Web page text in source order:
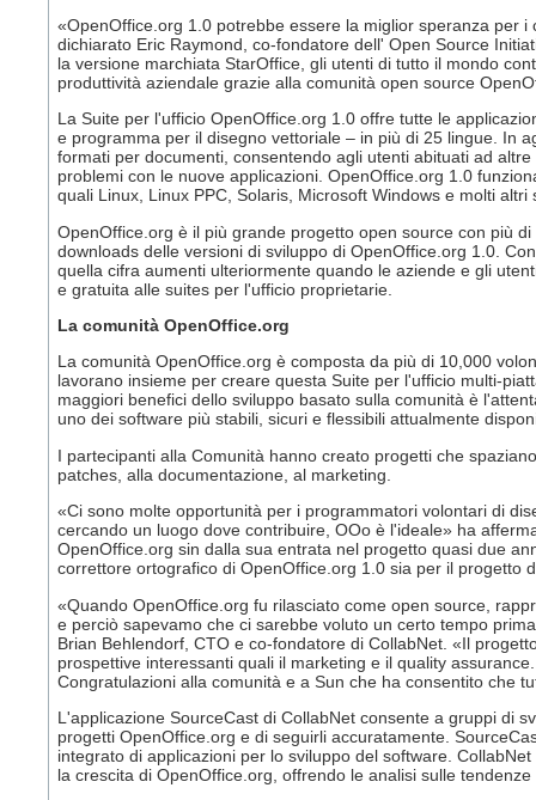
«OpenOffice.org 1.0 potrebbe essere la miglior speranza per
dichiarato Eric Raymond, co-fondatore dell' Open Source
la versione marchiata StarOffice, gli utenti di tutto il mondo
produttività aziendale grazie alla comunità open source
La Suite per l'ufficio OpenOffice.org 1.0 offre tutte le
e programma per il disegno vettoriale – in più di 25 lingue. In
formati per documenti, consentendo agli utenti abituati ad
problemi con le nuove applicazioni. OpenOffice.org 1.0
quali Linux, Linux PPC, Solaris, Microsoft Windows e molti altri
OpenOffice.org è il più grande progetto open source con più
downloads delle versioni di sviluppo di OpenOffice.org 1.0.
quella cifra aumenti ulteriormente quando le aziende e gli
e gratuita alle suites per l'ufficio proprietarie.
La comunità OpenOffice.org
La comunità OpenOffice.org è composta da più di 10,000
lavorano insieme per creare questa Suite per l'ufficio multi-
maggiori benefici dello sviluppo basato sulla comunità è
uno dei software più stabili, sicuri e flessibili attualmente
I partecipanti alla Comunità hanno creato progetti che
patches, alla documentazione, al marketing.
«Ci sono molte opportunità per i programmatori volontari di
cercando un luogo dove contribuire, OOo è l'ideale» ha
OpenOffice.org sin dalla sua entrata nel progetto quasi due
correttore ortografico di OpenOffice.org 1.0 sia per il progetto
«Quando OpenOffice.org fu rilasciato come open source,
e perciò sapevamo che ci sarebbe voluto un certo tempo
Brian Behlendorf, CTO e co-fondatore di CollabNet. «Il
prospettive interessanti quali il marketing e il quality
Congratulazioni alla comunità e a Sun che ha consentito che
L'applicazione SourceCast di CollabNet consente a gruppi di
progetti OpenOffice.org e di seguirli accuratamente.
integrato di applicazioni per lo sviluppo del software.
la crescita di OpenOffice.org, offrendo le analisi sulle